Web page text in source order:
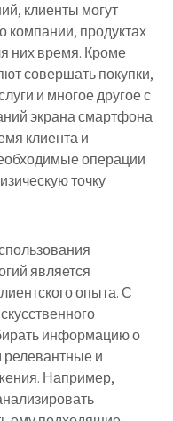
клиенты могут
компании, продуктах
них время. Кроме
совершать покупки,
и многое другое с
экрана смартфона
клиента и
операции
точку
является
опыта. С
информацию о
релевантные и
Например,